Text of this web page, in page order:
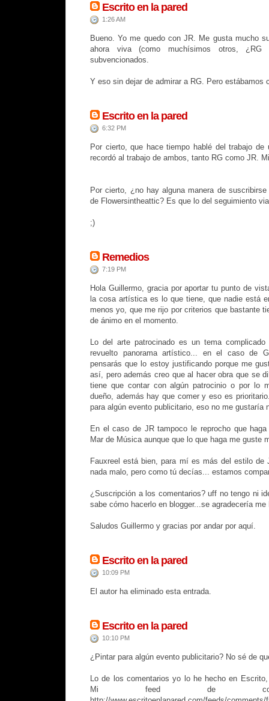
Escrito en la pared
1:26 AM
Bueno. Yo me quedo con JR. Me gusta mucho
ahora viva (como muchísimos otros, ¿RG
subvencionados.
Y eso sin dejar de admirar a RG. Pero estábamos
Escrito en la pared
6:32 PM
Por cierto, que hace tiempo hablé del trabajo de
recordó al trabajo de ambos, tanto RG como JR.
Por cierto, ¿no hay alguna manera de
de Flowersintheattic? Es que lo del seguimiento
;)
Remedios
7:19 PM
Hola Guillermo, gracia por aportar tu punto de
la cosa artística es lo que tiene, que nadie está
menos yo, que me rijo por criterios que bastante
de ánimo en el momento.
Lo del arte patrocinado es un tema
revuelto panorama artístico... en el caso de
pensarás que lo estoy justificando porque me
así, pero además creo que al hacer obra que se
tiene que contar con algún patrocinio o por lo
dueño, además hay que comer y eso es
para algún evento publicitario, eso no me gustaría
En el caso de JR tampoco le reprocho que
Mar de Música aunque que lo que haga me guste
Fauxreel está bien, para mí es más del estilo
nada malo, pero como tú decías... estamos
¿Suscripción a los comentarios? uff no tengo ni
sabe cómo hacerlo en blogger...se agradecería me
Saludos Guillermo y gracias por andar por aquí.
Escrito en la pared
10:09 PM
El autor ha eliminado esta entrada.
Escrito en la pared
10:10 PM
¿Pintar para algún evento publicitario? No sé de
Lo de los comentarios yo lo he hecho en
Mi feed de